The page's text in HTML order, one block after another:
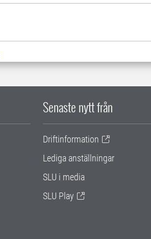
Senaste nytt från
Driftinformation
Lediga anställningar
SLU i media
SLU Play